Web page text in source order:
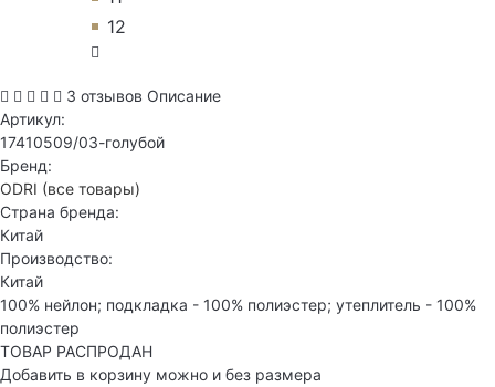
12
3 отзывов Описание
Артикул:
17410509/03-голубой
Бренд:
ODRI (все товары)
Страна бренда:
Китай
Производство:
Китай
100% нейлон; подкладка - 100% полиэстер; утеплитель - 100%
полиэстер
ТОВАР РАСПРОДАН
Добавить в корзину можно и без размера